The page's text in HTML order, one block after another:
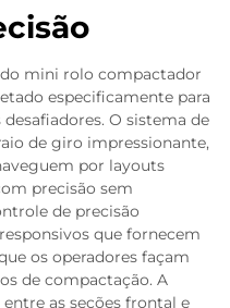
mini rolo compactador
especificamente para
O sistema de
de giro impressionante,
por layouts
precisão sem
de precisão
que fornecem
os operadores façam
de compactação. A
as seções frontal e